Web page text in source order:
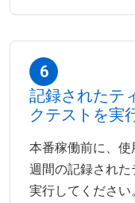
6
記録されたテ
クテストを実
本番稼働前に、
週間の記録され
実行してくださ